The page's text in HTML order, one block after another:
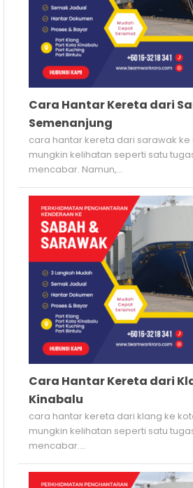
Cara Hantar Kereta dari
Semenanjung
cara hantar kereta dari sarawak
mungkin kelihatan seperti satu
mencabar. Namun,...
Cara Hantar Kereta dari
Kinabalu
cara hantar kereta dari klang ke
mungkin kelihatan seperti satu
mencabar....